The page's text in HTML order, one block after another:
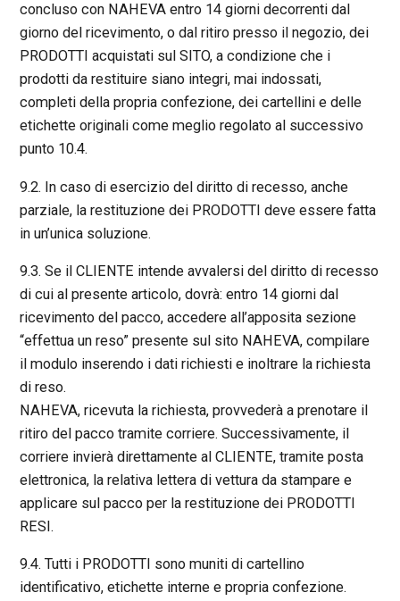
concluso con NAHEVA entro 14 giorni decorrenti dal
giorno del ricevimento, o dal ritiro presso il negozio, dei
PRODOTTI acquistati sul SITO, a condizione che i
prodotti da restituire siano integri, mai indossati,
completi della propria confezione, dei cartellini e delle
etichette originali come meglio regolato al successivo
punto 10.4.
9.2. In caso di esercizio del diritto di recesso, anche
parziale, la restituzione dei PRODOTTI deve essere fatta
in un’unica soluzione.
9.3. Se il CLIENTE intende avvalersi del diritto di recesso
di cui al presente articolo, dovrà: entro 14 giorni dal
ricevimento del pacco, accedere all’apposita sezione
“effettua un reso” presente sul sito NAHEVA, compilare
il modulo inserendo i dati richiesti e inoltrare la richiesta
di reso.
NAHEVA, ricevuta la richiesta, provvederà a prenotare il
ritiro del pacco tramite corriere. Successivamente, il
corriere invierà direttamente al CLIENTE, tramite posta
elettronica, la relativa lettera di vettura da stampare e
applicare sul pacco per la restituzione dei PRODOTTI
RESI.
9.4. Tutti i PRODOTTI sono muniti di cartellino
identificativo, etichette interne e propria confezione.